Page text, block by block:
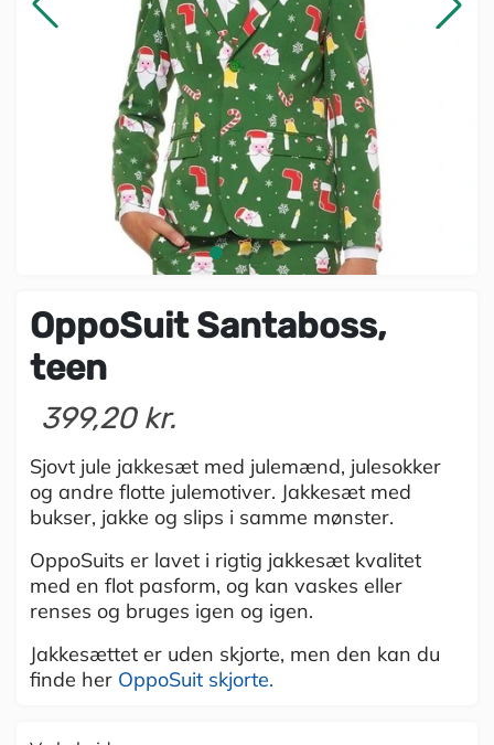
OppoSuit Santaboss,
teen
399,20 kr.
Sjovt jule jakkesæt med julemænd, julesokker
og andre flotte julemotiver. Jakkesæt med
bukser, jakke og slips i samme mønster.
OppoSuits er lavet i rigtig jakkesæt kvalitet
med en flot pasform, og kan vaskes eller
renses og bruges igen og igen.
Jakkesættet er uden skjorte, men den kan du
finde her OppoSuit skjorte.